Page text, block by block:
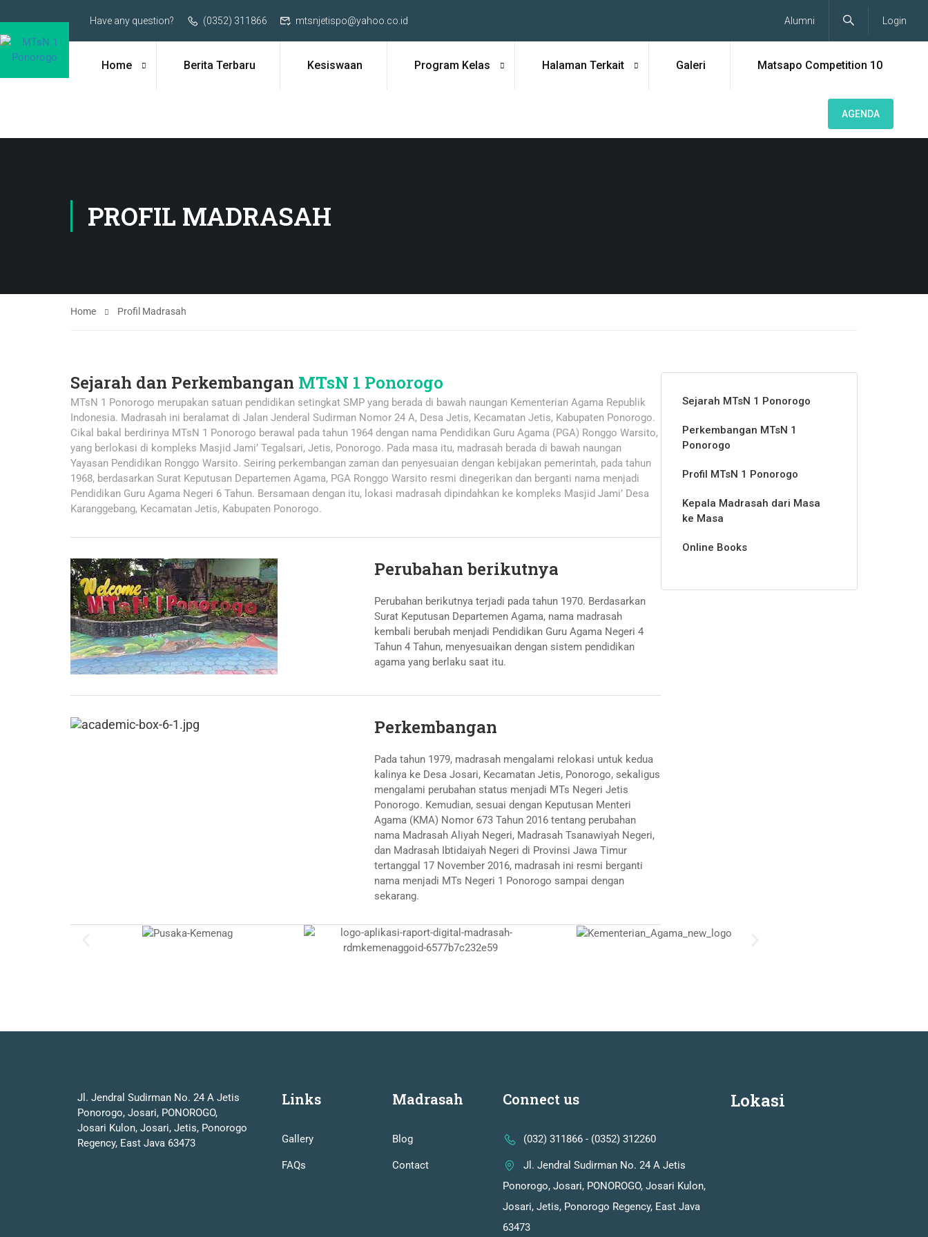
Have any question? (0352) 311866 mtsnjetispo@yahoo.co.id Alumni Login
Home Berita Terbaru Kesiswaan Program Kelas Halaman Terkait Galeri Matsapo Competition 10
AGENDA
PROFIL MADRASAH
Home Profil Madrasah
Sejarah dan Perkembangan MTsN 1 Ponorogo
MTsN 1 Ponorogo merupakan satuan pendidikan setingkat SMP yang berada di bawah naungan Kementerian Agama Republik
Indonesia. Madrasah ini beralamat di Jalan Jenderal Sudirman Nomor 24 A, Desa Jetis, Kecamatan Jetis, Kabupaten Ponorogo.
Cikal bakal berdirinya MTsN 1 Ponorogo berawal pada tahun 1964 dengan nama Pendidikan Guru Agama (PGA) Ronggo Warsito,
yang berlokasi di kompleks Masjid Jami’ Tegalsari, Jetis, Ponorogo. Pada masa itu, madrasah berada di bawah naungan
Yayasan Pendidikan Ronggo Warsito. Seiring perkembangan zaman dan penyesuaian dengan kebijakan pemerintah, pada tahun
1968, berdasarkan Surat Keputusan Departemen Agama, PGA Ronggo Warsito resmi dinegerikan dan berganti nama menjadi
Pendidikan Guru Agama Negeri 6 Tahun. Bersamaan dengan itu, lokasi madrasah dipindahkan ke kompleks Masjid Jami’ Desa
Karanggebang, Kecamatan Jetis, Kabupaten Ponorogo.
Perubahan berikutnya
Perubahan berikutnya terjadi pada tahun 1970. Berdasarkan
Surat Keputusan Departemen Agama, nama madrasah
kembali berubah menjadi Pendidikan Guru Agama Negeri 4
Tahun 4 Tahun, menyesuaikan dengan sistem pendidikan
agama yang berlaku saat itu.
Perkembangan
Pada tahun 1979, madrasah mengalami relokasi untuk kedua
kalinya ke Desa Josari, Kecamatan Jetis, Ponorogo, sekaligus
mengalami perubahan status menjadi MTs Negeri Jetis
Ponorogo. Kemudian, sesuai dengan Keputusan Menteri
Agama (KMA) Nomor 673 Tahun 2016 tentang perubahan
nama Madrasah Aliyah Negeri, Madrasah Tsanawiyah Negeri,
dan Madrasah Ibtidaiyah Negeri di Provinsi Jawa Timur
tertanggal 17 November 2016, madrasah ini resmi berganti
nama menjadi MTs Negeri 1 Ponorogo sampai dengan
sekarang.
Sejarah MTsN 1 Ponorogo
Perkembangan MTsN 1
Ponorogo
Profil MTsN 1 Ponorogo
Kepala Madrasah dari Masa
ke Masa
Online Books
Jl. Jendral Sudirman No. 24 A Jetis
Ponorogo, Josari, PONOROGO,
Josari Kulon, Josari, Jetis, Ponorogo
Regency, East Java 63473
Links
Gallery
FAQs
Madrasah
Blog
Contact
Connect us
(032) 311866 - (0352) 312260
Jl. Jendral Sudirman No. 24 A Jetis
Ponorogo, Josari, PONOROGO, Josari Kulon,
Josari, Jetis, Ponorogo Regency, East Java
63473
Lokasi